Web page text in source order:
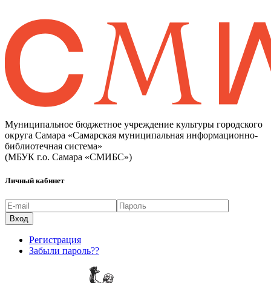
Муниципальное бюджетное учреждение культуры городского
округа Самара «Самарская муниципальная информационно-
библиотечная система»
(МБУК г.о. Самара «СМИБС»)
Личный кабинет
Регистрация
Забыли пароль??